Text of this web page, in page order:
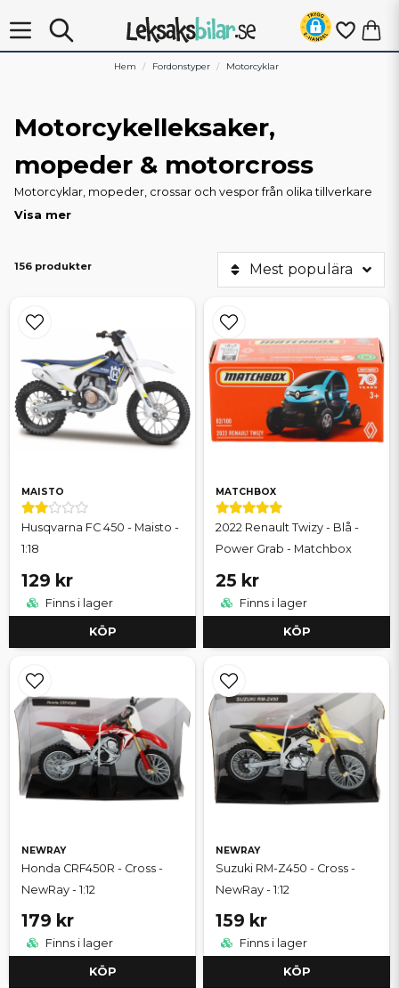
Hem Fordonstyper Motorcyklar
Motorcykelleksaker,
mopeder & motorcross
Motorcyklar, mopeder, crossar och vespor från olika tillverkare
och fabrikat finns att köpa hos oss på Leksaksbilar.se. Oavsett
något som passar. Vi har både modeller för prydnad och
Visa mer
156 produkter Mest populära
MAISTO
Husqvarna FC 450 - Maisto -
1:18
129 kr
Finns i lager
KÖP
MATCHBOX
2022 Renault Twizy - Blå -
Power Grab - Matchbox
25 kr
Finns i lager
KÖP
NEWRAY
Honda CRF450R - Cross -
NewRay - 1:12
179 kr
Finns i lager
KÖP
NEWRAY
Suzuki RM-Z450 - Cross -
NewRay - 1:12
159 kr
Finns i lager
KÖP